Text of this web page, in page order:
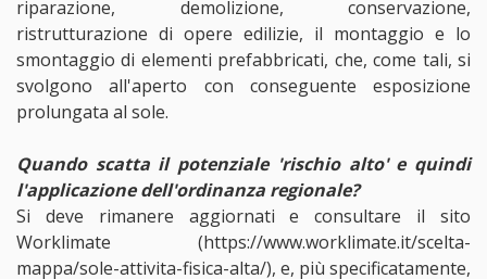
riparazione, demolizione, conservazione,
ristrutturazione di opere edilizie, il montaggio e lo
smontaggio di elementi prefabbricati, che, come tali, si
svolgono all'aperto con conseguente esposizione
prolungata al sole.
Quando scatta il potenziale 'rischio alto' e quindi
l'applicazione dell'ordinanza regionale?
Si deve rimanere aggiornati e consultare il sito
Worklimate (https://www.worklimate.it/scelta-
mappa/sole-attivita-fisica-alta/), e, più specificatamente,